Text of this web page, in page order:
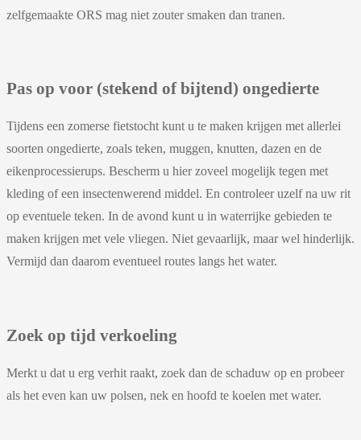
zelfgemaakte ORS mag niet zouter smaken dan tranen.
Pas op voor (stekend of bijtend) ongedierte
Tijdens een zomerse fietstocht kunt u te maken krijgen met allerlei
soorten ongedierte, zoals teken, muggen, knutten, dazen en de
eikenprocessierups. Bescherm u hier zoveel mogelijk tegen met
kleding of een insectenwerend middel. En controleer uzelf na uw rit
op eventuele teken. In de avond kunt u in waterrijke gebieden te
maken krijgen met vele vliegen. Niet gevaarlijk, maar wel hinderlijk.
Vermijd dan daarom eventueel routes langs het water.
Zoek op tijd verkoeling
Merkt u dat u erg verhit raakt, zoek dan de schaduw op en probeer
als het even kan uw polsen, nek en hoofd te koelen met water.